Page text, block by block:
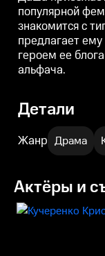
популярной
знакомится с
предлагает
героем ее
альфача.
Детали
Жанр Драма
Актёры и